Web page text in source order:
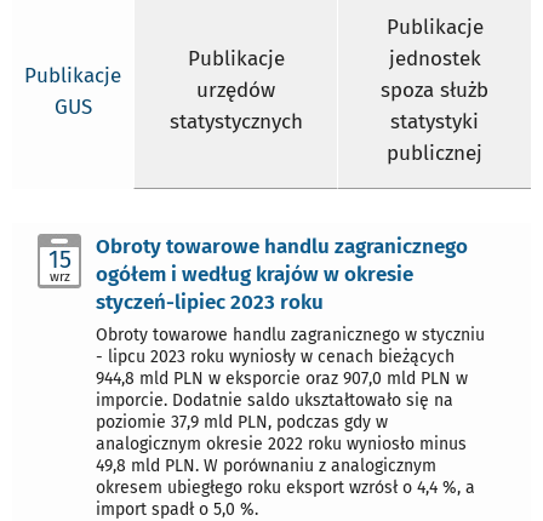
Publikacje
GUS
Publikacje
urzędów
statystycznych
Publikacje
jednostek
spoza służb
statystyki
publicznej
15
wrz
Obroty towarowe handlu zagranicznego
ogółem i według krajów w okresie
styczeń-lipiec 2023 roku
Obroty towarowe handlu zagranicznego w styczniu
- lipcu 2023 roku wyniosły w cenach bieżących
944,8 mld PLN w eksporcie oraz 907,0 mld PLN w
imporcie. Dodatnie saldo ukształtowało się na
poziomie 37,9 mld PLN, podczas gdy w
analogicznym okresie 2022 roku wyniosło minus
49,8 mld PLN. W porównaniu z analogicznym
okresem ubiegłego roku eksport wzrósł o 4,4 %, a
import spadł o 5,0 %.